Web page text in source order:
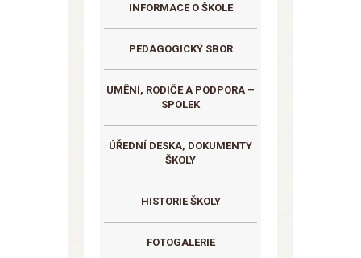
INFORMACE O ŠKOLE
PEDAGOGICKÝ SBOR
UMĚNÍ, RODIČE A PODPORA –
SPOLEK
ÚŘEDNÍ DESKA, DOKUMENTY
ŠKOLY
HISTORIE ŠKOLY
FOTOGALERIE